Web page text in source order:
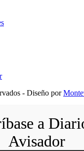
- Diseño por
a
Avisador